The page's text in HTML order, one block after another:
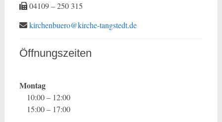
04109 – 250 315
kirchenbuero@kirche-tangstedt.de
Öffnungszeiten
Montag
10:00 – 12:00
15:00 – 17:00